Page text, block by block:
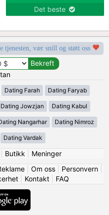
Det beste
tjenesten, vær snill og støtt oss
Dating Farah Dating Faryab
Dating Jowzjan Dating Kabul
Nangarhar Dating Nimroz
Dating Vardak
Butikk
Meninger
| Om oss| Personvern|
Kontakt FAQ